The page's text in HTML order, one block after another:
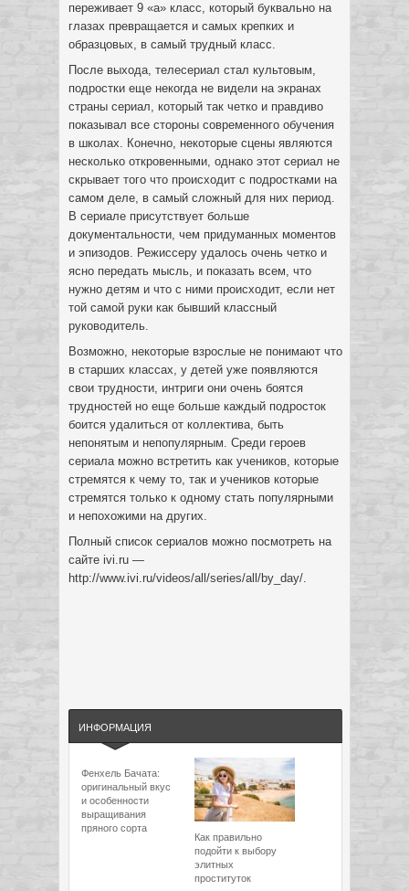
переживает 9 «а» класс, который буквально на
глазах превращается и самых крепких и
образцовых, в самый трудный класс.
После выхода, телесериал стал культовым,
подростки еще некогда не видели на экранах
страны сериал, который так четко и правдиво
показывал все стороны современного обучения
в школах. Конечно, некоторые сцены являются
несколько откровенными, однако этот сериал не
скрывает того что происходит с подростками на
самом деле, в самый сложный для них период.
В сериале присутствует больше
документальности, чем придуманных моментов
и эпизодов. Режиссеру удалось очень четко и
ясно передать мысль, и показать всем, что
нужно детям и что с ними происходит, если нет
той самой руки как бывший классный
руководитель.
Возможно, некоторые взрослые не понимают что
в старших классах, у детей уже появляются
свои трудности, интриги они очень боятся
трудностей но еще больше каждый подросток
боится удалиться от коллектива, быть
непонятым и непопулярным. Среди героев
сериала можно встретить как учеников, которые
стремятся к чему то, так и учеников которые
стремятся только к одному стать популярными
и непохожими на других.
Полный список сериалов можно посмотреть на
сайте ivi.ru —
http://www.ivi.ru/videos/all/series/all/by_day/.
ИНФОРМАЦИЯ
Фенхель Бачата:
оригинальный вкус
и особенности
выращивания
пряного сорта
Как правильно
подойти к выбору
элитных
проституток